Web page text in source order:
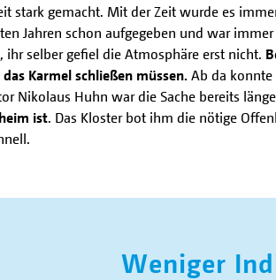
stark gemacht. Mit der Zeit wurde es
Jahren schon aufgegeben und war
ihr selber gefiel die Atmosphäre erst nicht.
das Karmel schließen müssen. Ab da konnte
Nikolaus Huhn war die Sache bereits
ist. Das Kloster bot ihm die nötige
Weniger